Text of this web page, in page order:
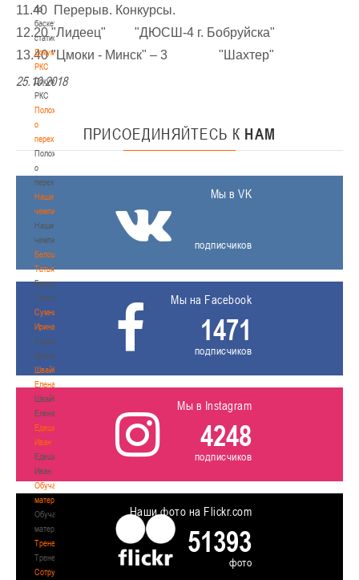
по
баскетбольной
статистике
Документы
РКС
Документы
РКС
Положение
о
переходах
Положение
о
переходах
Наши
чемпионы
Наши
чемпионы
Белошапко
Татьяна
Белошапко
Татьяна
Сумникова
Ирина
Сумникова
Ирина
Швайбович
Елена
Швайбович
Елена
Едешко
Иван
Едешко
Иван
Обучающие
материалы
Обучающие
материалы
Тренерам
Тренерам
Сотрудничество
11.40 Перерыв. Конкурсы.
12.20 "Лидеец" "ДЮСШ-4 г. Бобруйска"
13.40 "Цмоки - Минск" – 3 "Шахтер"
25.10.2018
ПРИСОЕДИНЯЙТЕСЬ К НАМ
Мы в VK
подписчиков
Мы на Facebook
1471
подписчиков
Мы в Instagram
4248
подписчиков
Наши фото на Flickr.com
51393
фото